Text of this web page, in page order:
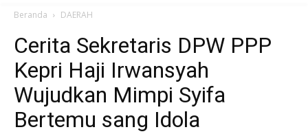
Beranda DAERAH
Cerita Sekretaris DPW PPP
Kepri Haji Irwansyah
Wujudkan Mimpi Syifa
Bertemu sang Idola